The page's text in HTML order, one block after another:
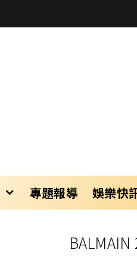
專題報導 娛樂快